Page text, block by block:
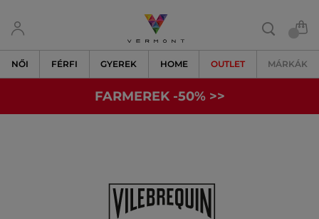
NŐI FÉRFI GYEREK HOME OUTLET MÁRKÁK
FARMEREK -50% >>